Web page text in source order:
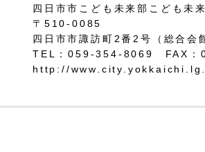
四日市市こども未来部こども未
〒510-0085
四日市市諏訪町2番2号（総合会
TEL：059-354-8069 FAX：
http://